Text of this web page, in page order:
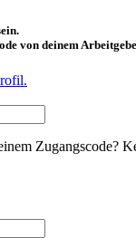
von deinem
Zugangscode?